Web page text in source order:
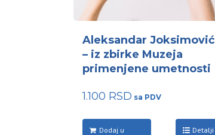
Aleksandar Joksimović
– iz zbirke Muzeja
primenjene umetnosti
1.100 RSD
Dodaj u
Detalji